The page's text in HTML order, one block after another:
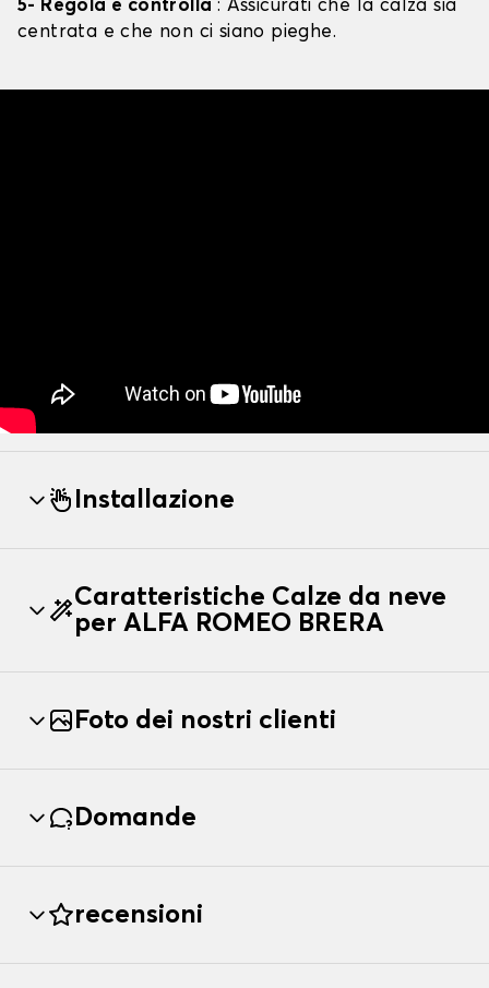
5- Regola e controlla : Assicurati che la calza sia
centrata e che non ci siano pieghe.
Installazione
Caratteristiche Calze da neve
per ALFA ROMEO BRERA
Foto dei nostri clienti
Domande
recensioni